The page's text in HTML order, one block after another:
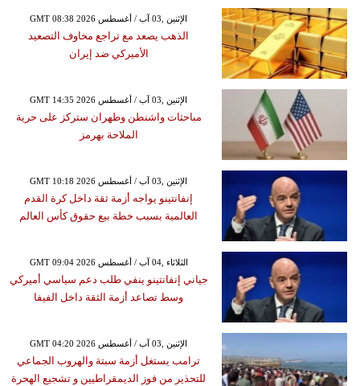
GMT 08:38 2026 الإثنين ,03 آب / أغسطس
الذهب يصعد مع تراجع مخاوف التصعيد
الأميركي ضد إيران
GMT 14:35 2026 الإثنين ,03 آب / أغسطس
مباحثات واشنطن وطهران ستركز على حرية
الملاحة بهرمز
GMT 10:18 2026 الإثنين ,03 آب / أغسطس
إنفانتينو يواجه أزمة ثقة داخل كرة القدم
العالمية بسبب خطة بيع حقوق كأس العالم
GMT 09:04 2026 الثلاثاء ,04 آب / أغسطس
جياني إنفانتينو ينفي طلب دعم سياسي أميركي
وسط تصاعد أزمة الثقة داخل الفيفا
GMT 04:20 2026 الإثنين ,03 آب / أغسطس
ترامب يستغل أزمة سبتة والهروب الجماعي
للتحذير من فوز الديمقراطيين و تشجيع الهحرة